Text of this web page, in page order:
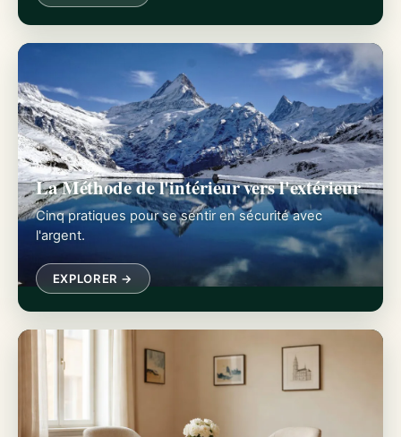
La Méthode de l'intérieur vers l'extérieur
Cinq pratiques pour se sentir en sécurité avec
l'argent.
EXPLORER →